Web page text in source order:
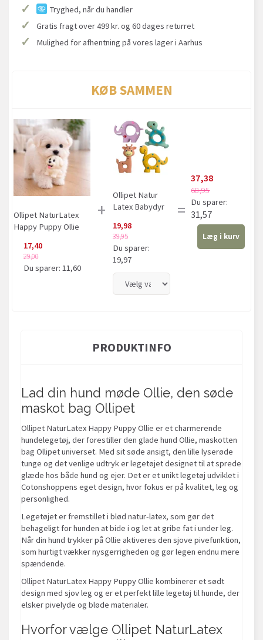
✓ Tryghed, når du handler
✓ Gratis fragt over 499 kr. og 60 dages returret
✓ Mulighed for afhentning på vores lager i Aarhus
KØB SAMMEN
Ollipet NaturLatex
Happy Puppy Ollie
17,40
29,00
Du sparer: 11,60
+
Ollipet Natur
Latex Babydyr
19,98
39,95
Du sparer:
19,97
=
37,38
68,95
Du sparer:
31,57
Læg i kurv
PRODUKTINFO
Lad din hund møde Ollie, den søde
maskot bag Ollipet
Ollipet NaturLatex Happy Puppy Ollie er et charmerende
hundelegetøj, der forestiller den glade hund Ollie, maskotten
bag Ollipet universet. Med sit søde ansigt, den lille lyserøde
tunge og det venlige udtryk er legetøjet designet til at sprede
glæde hos både hund og ejer. Det er et unikt legetøj udviklet i
Cotonshoppens eget design, hvor fokus er på kvalitet, leg og
personlighed.
Legetøjet er fremstillet i blød natur-latex, som gør det
behageligt for hunden at bide i og let at gribe fat i under leg.
Når din hund trykker på Ollie aktiveres den sjove pivefunktion,
som hurtigt vækker nysgerrigheden og gør legen endnu mere
spændende.
Ollipet NaturLatex Happy Puppy Ollie kombinerer et sødt
design med sjov leg og er et perfekt lille legetøj til hunde, der
elsker pivelyde og bløde materialer.
Hvorfor vælge Ollipet NaturLatex